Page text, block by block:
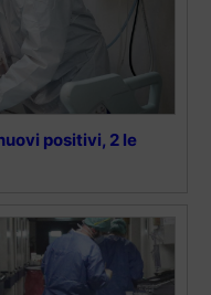
positivi, 2 le